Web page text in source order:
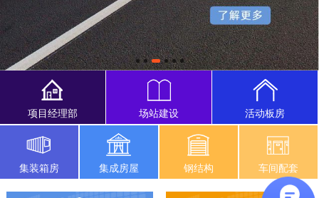
项目经理部 场站建设 活动板房
集装箱房 集成房屋 钢结构 车间配套